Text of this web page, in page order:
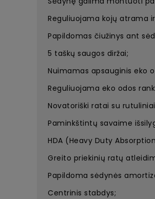
Reguliuojama kojų atrama
Papildomas čiužinys ant
5 taškų saugos diržai;
Nuimamas apsauginis eko
Reguliuojama eko odos
Novatoriški ratai su
Paminkštintų savaime
HDA (Heavy Duty
Greito priekinių ratų
Papildoma sėdynės
Centrinis stabdys;